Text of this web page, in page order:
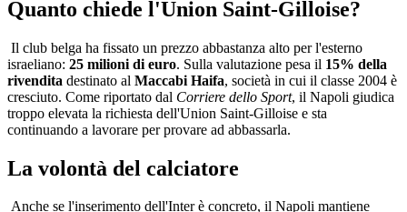
Quanto chiede l'Union Saint-Gilloise?
Il club belga ha fissato un prezzo abbastanza alto per l'esterno
israeliano: 25 milioni di euro. Sulla valutazione pesa il 15% della
rivendita destinato al Maccabi Haifa, società in cui il classe 2004 è
cresciuto. Come riportato dal Corriere dello Sport, il Napoli giudica
troppo elevata la richiesta dell'Union Saint-Gilloise e sta
continuando a lavorare per provare ad abbassarla.
La volontà del calciatore
Anche se l'inserimento dell'Inter è concreto, il Napoli mantiene